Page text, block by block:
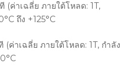
(ค่าเฉลี่ย ภายใต้โหลด: 1T,
ถึง +125°C
(ค่าเฉลี่ย ภายใต้โหลด: 1T, กำลัง